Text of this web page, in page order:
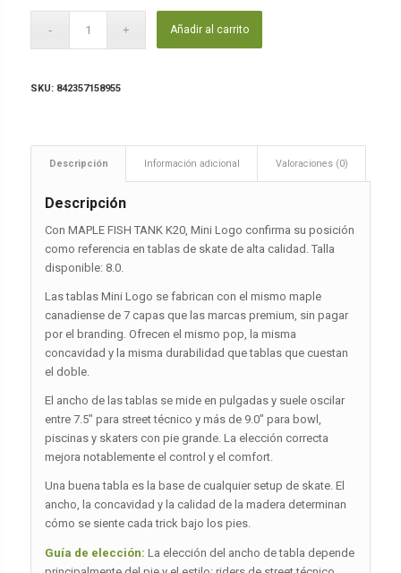
Añadir al carrito
SKU: 842357158955
Descripción Información adicional Valoraciones (0)
Descripción
Con MAPLE FISH TANK K20, Mini Logo confirma su posición
como referencia en tablas de skate de alta calidad. Talla
disponible: 8.0.
Las tablas Mini Logo se fabrican con el mismo maple
canadiense de 7 capas que las marcas premium, sin pagar
por el branding. Ofrecen el mismo pop, la misma
concavidad y la misma durabilidad que tablas que cuestan
el doble.
El ancho de las tablas se mide en pulgadas y suele oscilar
entre 7.5″ para street técnico y más de 9.0″ para bowl,
piscinas y skaters con pie grande. La elección correcta
mejora notablemente el control y el comfort.
Una buena tabla es la base de cualquier setup de skate. El
ancho, la concavidad y la calidad de la madera determinan
cómo se siente cada trick bajo los pies.
Guía de elección: La elección del ancho de tabla depende